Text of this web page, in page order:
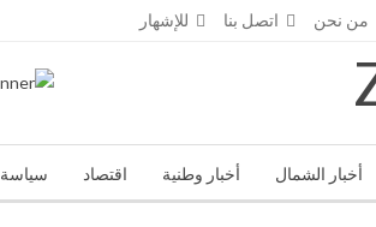
من نحن اتصل بنا للإشهار
أخبار الشمال أخبار وطنية اقتصاد سياسة